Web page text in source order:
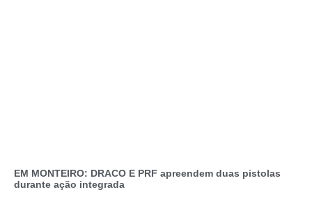
EM MONTEIRO: DRACO E PRF apreendem duas pistolas
durante ação integrada